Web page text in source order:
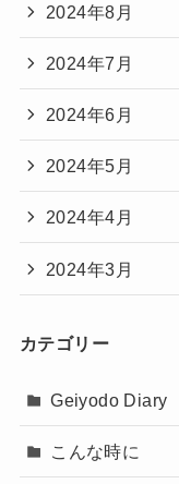
2024年8月
2024年7月
2024年6月
2024年5月
2024年4月
2024年3月
カテゴリー
Geiyodo Diary
こんな時に